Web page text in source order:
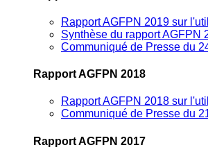
Rapport AGFPN 2019 sur
Synthèse du rapport AGFPN
Communiqué de Presse du
Rapport AGFPN 2018
Rapport AGFPN 2018 sur
Communiqué de Presse du
Rapport AGFPN 2017